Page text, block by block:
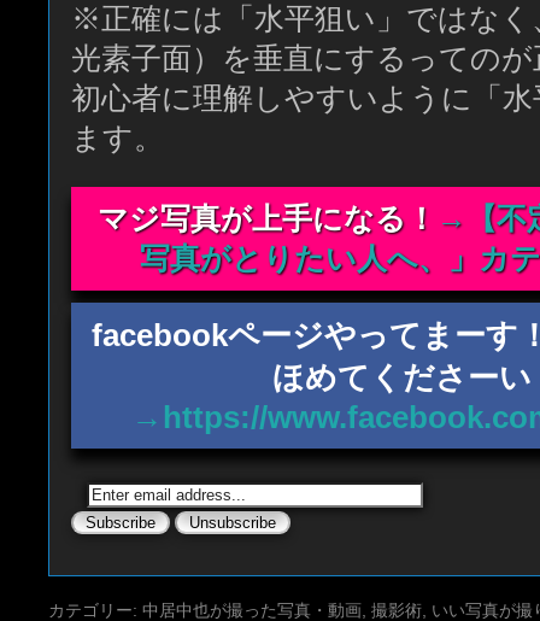
※正確には「水平狙い」ではなく
光素子面）を垂直にするっての
初心者に理解しやすいように「
ます。
マジ写真が上手になる！ →【不
写真がとりたい人へ、」カ
facebookページやってまーす
ほめてくださーい
→https://
カテゴリー: 中居中也が撮った写真・動画 撮影術 いい写真が撮